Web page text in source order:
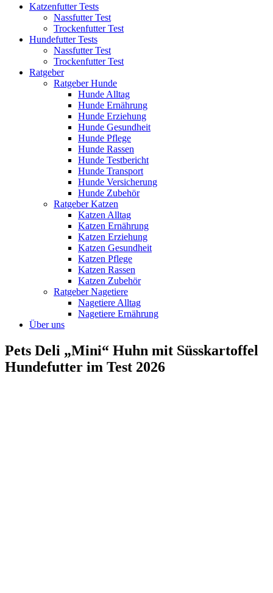
Katzenfutter Tests
Nassfutter Test
Trockenfutter Test
Hundefutter Tests
Nassfutter Test
Trockenfutter Test
Ratgeber
Ratgeber Hunde
Hunde Alltag
Hunde Ernährung
Hunde Erziehung
Hunde Gesundheit
Hunde Pflege
Hunde Rassen
Hunde Testbericht
Hunde Transport
Hunde Versicherung
Hunde Zubehör
Ratgeber Katzen
Katzen Alltag
Katzen Ernährung
Katzen Erziehung
Katzen Gesundheit
Katzen Pflege
Katzen Rassen
Katzen Zubehör
Ratgeber Nagetiere
Nagetiere Alltag
Nagetiere Ernährung
Über uns
Pets Deli „Mini“ Huhn mit Süsskartoffel
Hundefutter im Test 2026